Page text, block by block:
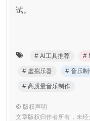
试。
# AI工具推荐 #
# 虚拟乐器
# 音乐制
# 高质量音乐制作
© 版权声明
文章版权归作者所有，未经